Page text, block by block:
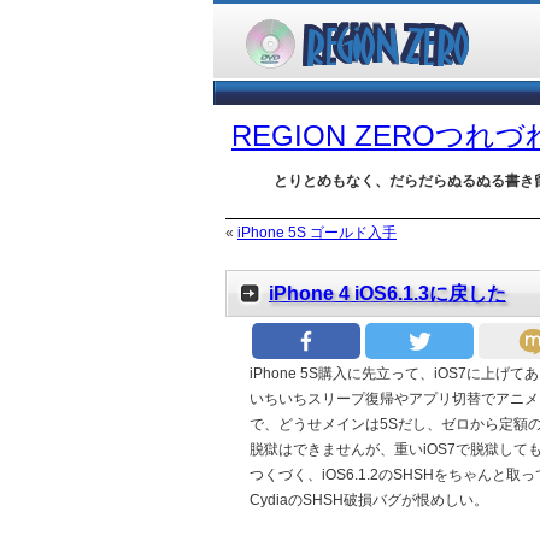
REGION ZEROつれづ
とりとめもなく、だらだらぬるぬる書
« iPhone 5S ゴールド入手
iPhone 4 iOS6.1.3に戻した
iPhone 5S購入に先立って、iOS7に上げて
いちいちスリープ復帰やアプリ切替でアニ
で、どうせメインは5Sだし、ゼロから定額
脱獄はできませんが、重いiOS7で脱獄して
つくづく、iOS6.1.2のSHSHをちゃんと取
CydiaのSHSH破損バグが恨めしい。